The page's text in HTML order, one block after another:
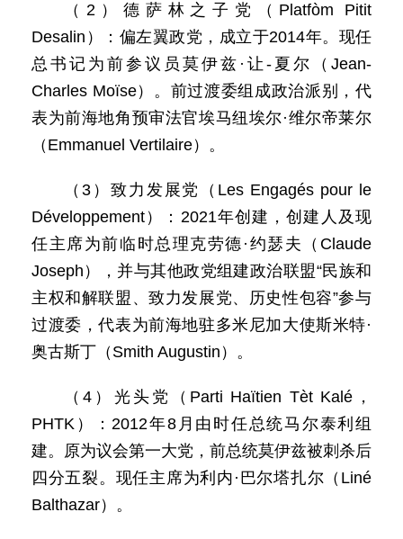
（2）德萨林之子党（Platfòm Pitit
Desalin）：偏左翼政党，成立于2014年。现任
总书记为前参议员莫伊兹·让-夏尔（Jean-
Charles Moïse）。前过渡委组成政治派别，代
表为前海地角预审法官埃马纽埃尔·维尔帝莱尔
（Emmanuel Vertilaire）。
（3）致力发展党（Les Engagés pour le
Développement）：2021年创建，创建人及现
任主席为前临时总理克劳德·约瑟夫（Claude
Joseph），并与其他政党组建政治联盟“民族和
主权和解联盟、致力发展党、历史性包容”参与
过渡委，代表为前海地驻多米尼加大使斯米特·
奥古斯丁（Smith Augustin）。
（4）光头党（Parti Haïtien Tèt Kalé，
PHTK）：2012年8月由时任总统马尔泰利组
建。原为议会第一大党，前总统莫伊兹被刺杀后
四分五裂。现任主席为利内·巴尔塔扎尔（Liné
Balthazar）。